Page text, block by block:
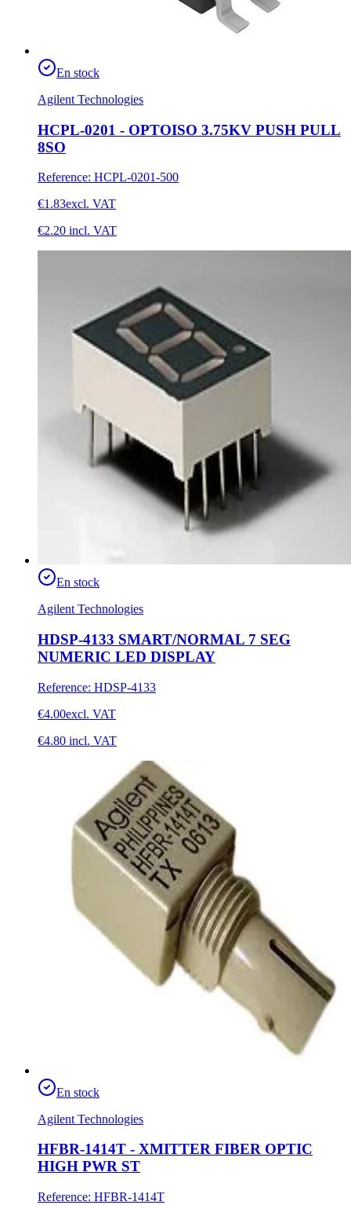
En stock
Agilent Technologies
HCPL-0201 - OPTOISO 3.75KV PUSH PULL
8SO
Reference: HCPL-0201-500
€1.83excl. VAT
€2.20 incl. VAT
En stock
Agilent Technologies
HDSP-4133 SMART/NORMAL 7 SEG
NUMERIC LED DISPLAY
Reference: HDSP-4133
€4.00excl. VAT
€4.80 incl. VAT
En stock
Agilent Technologies
HFBR-1414T - XMITTER FIBER OPTIC
HIGH PWR ST
Reference: HFBR-1414T